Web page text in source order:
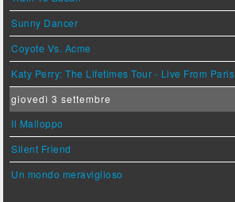
Sunny Dancer
Coyote Vs. Acme
Katy Perry: The Lifetimes Tour - Live From Paris
giovedì 3 settembre
Il Malloppo
Silent Friend
Un mondo meraviglioso